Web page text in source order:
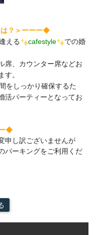
？＞ ーーー◆
える cafestyle
での婚
席、カウンター席などお
。
をしっかり確保するた
活パーティーとなってお
◆
申し訳ございませんが
パーキングをご利用くだ